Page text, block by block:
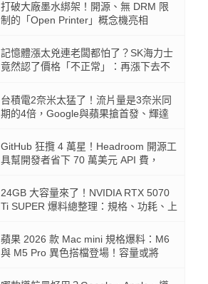
打破大廠墨水綁架！開源、無 DRM 限
制的「Open Printer」概念機亮相
記憶體漲太兇連老闆都怕了？SK海力士
竟然認了價格「不正常」：再漲下去不
台積電2奈米太猛了！流片量是3奈米同
期的4倍，Google與蘋果搶首發、輝達
GitHub 狂攬 4 萬星！Headroom 開源工
具幫開發者省下 70 萬美元 API 費，
24GB 大容量來了！NVIDIA RTX 5070
Ti SUPER 爆料總整理：規格、功耗、上
蘋果 2026 款 Mac mini 規格爆料：M6
與 M5 Pro 異色搭檔登場！容量或將